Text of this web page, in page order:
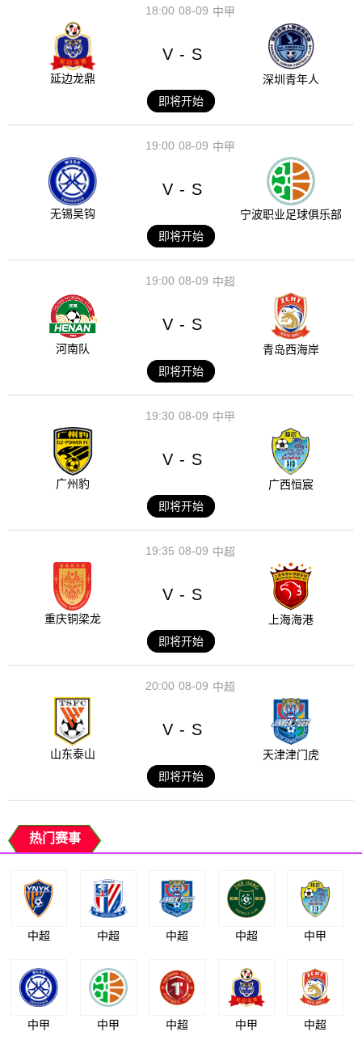
08-09
18:00 中甲
延边龙鼎
V - S
深圳青年人
即将开始
08-09
19:00 中甲
无锡吴钩
V - S
宁波职业足球俱乐部
即将开始
08-09
19:00 中超
河南队
V - S
青岛西海岸
即将开始
08-09
19:30 中甲
广州豹
V - S
广西恒宸
即将开始
08-09
19:35 中超
重庆铜梁龙
V - S
上海海港
即将开始
08-09
20:00 中超
山东泰山
V - S
天津津门虎
即将开始
热门赛事
中超 中超 中超 中超 中甲
中甲 中甲 中超 中甲 中超